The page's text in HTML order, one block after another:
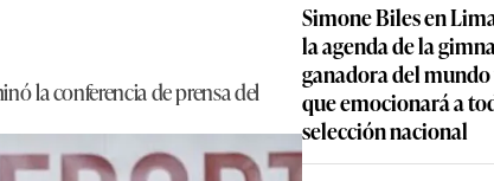
la conferencia de prensa del
Simone Biles en
la agenda de la
ganadora del
que emocionará a
selección nacional